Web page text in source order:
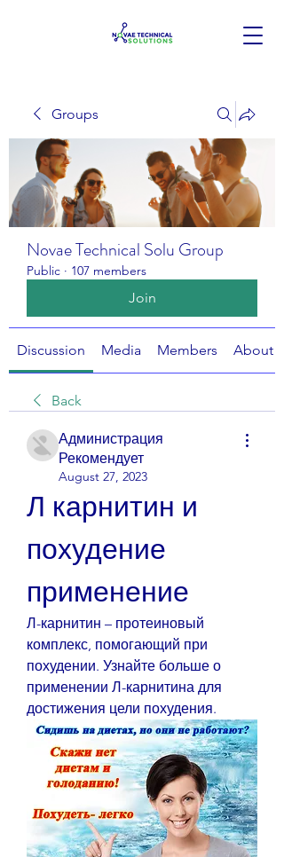
Groups
Novae Technical Solu Group
Public · 107 members
Join
Discussion Media Members About
Back
Администрация
Рекомендует
August 27, 2023
Л карнитин и
похудение
применение
Л-карнитин – протеиновый
комплекс, помогающий при
похудении. Узнайте больше о
применении Л-карнитина для
достижения цели похудения.